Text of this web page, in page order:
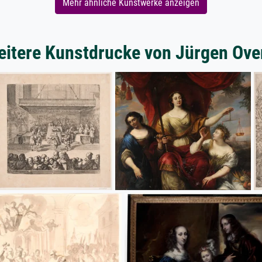
Mehr ähnliche Kunstwerke anzeigen
Kunstdrucke von Jürgen